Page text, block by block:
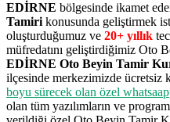
EDİRNE bölgesinde ikamet
Tamiri konusunda geliştirmek
oluşturduğumuz ve 20+ yıllık
müfredatını geliştirdiğimiz Oto
EDİRNE Oto Beyin Tamir
ilçesinde merkezimizde ücretsiz
boyu sürecek olan özel
olan tüm yazılımların ve